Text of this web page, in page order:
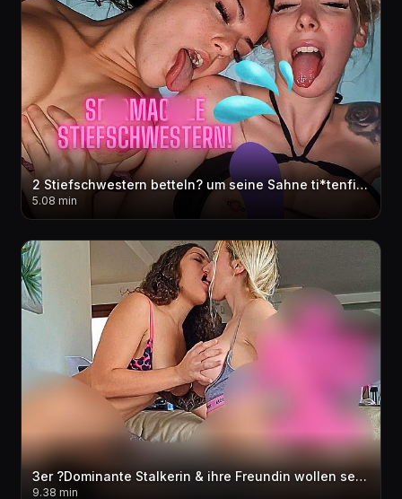
2 Stiefschwestern betteln? um seine Sahne ti*tenfi** Ahegao Mega Cum***t Facial & ti*ten
5.08 min
3er ?Dominante Stalkerin & ihre Freundin wollen sein sper*a?? bitte schwaenger mich!?? cream**e
9.38 min